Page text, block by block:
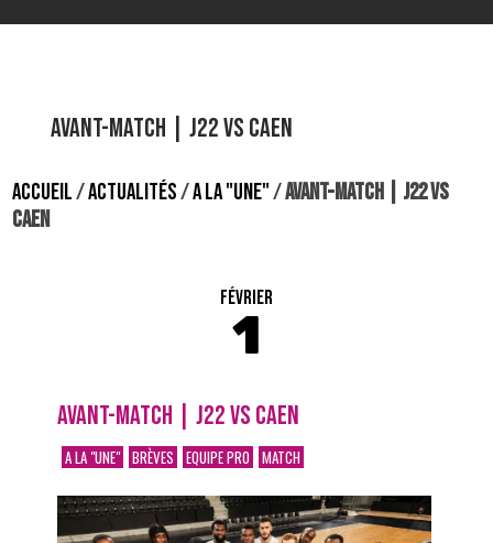
Avant-match | J22 vs Caen
ACCUEIL/ACTUALITÉS/A LA "UNE"/AVANT-MATCH | J22 VS
CAEN
FÉVRIER
1
AVANT-MATCH | J22 VS CAEN
A LA "UNE" BRÈVES EQUIPE PRO MATCH